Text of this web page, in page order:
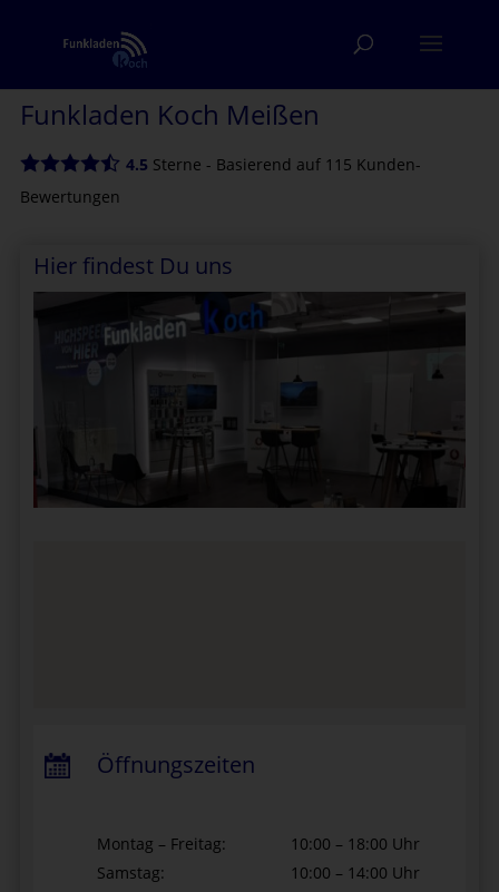
Funkladen Koch Meißen
4.5 Sterne - Basierend auf 115 Kunden-
Bewertungen
Hier findest Du uns
Öffnungszeiten
Montag – Freitag:
10:00 – 18:00 Uhr
Samstag:
10:00 – 14:00 Uhr